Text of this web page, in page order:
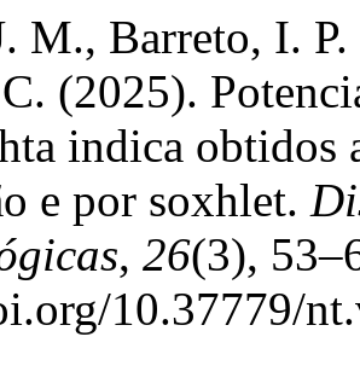
M., Barreto, I.
(2025).
indica obtidos
e por soxhlet.
, 26(3),
10.37779/